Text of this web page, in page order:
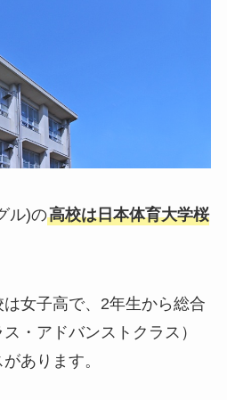
ル)の高校は日本体育大学桜
女子高で、2年生から総合
・アドバンストクラス）
あります。